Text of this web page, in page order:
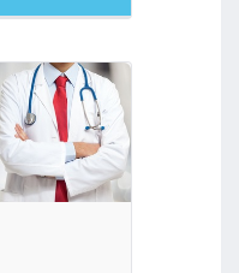
Voir